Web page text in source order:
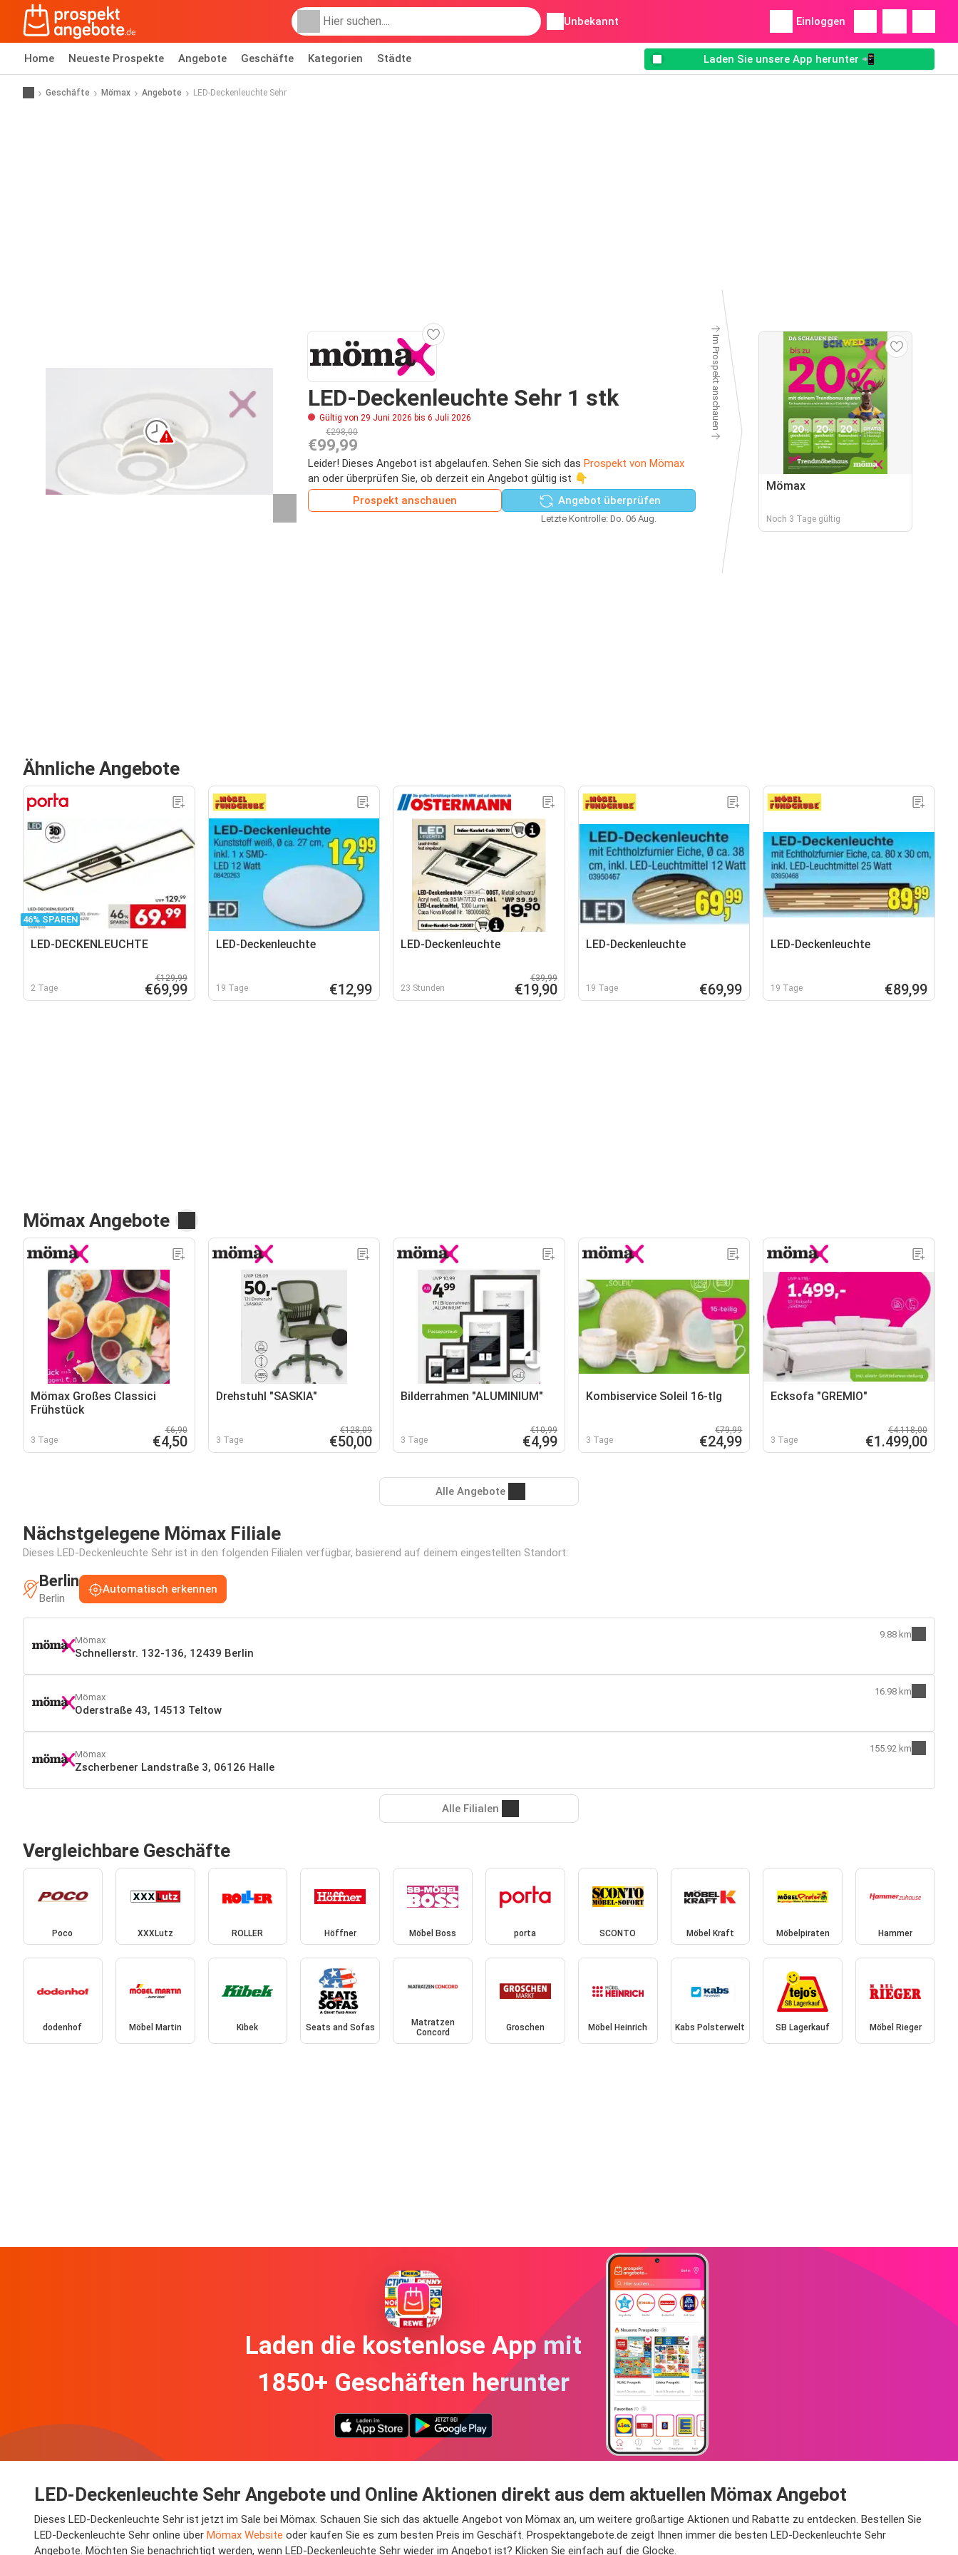
Unbekannt Einloggen
Home Neueste Prospekte Angebote Geschäfte Kategorien Städte Laden Sie unsere App herunter 📲
Geschäfte Mömax Angebote LED-Deckenleuchte Sehr
LED-Deckenleuchte Sehr 1 stk
Gültig von 29 Juni 2026 bis 6 Juli 2026
€298,00
€99,99
Leider! Dieses Angebot ist abgelaufen. Sehen Sie sich das Prospekt von Mömax
an oder überprüfen Sie, ob derzeit ein Angebot gültig ist 👇
Prospekt anschauen
Angebot überprüfen
Letzte Kontrolle: Do. 06 Aug.
Im Prospekt anschauen
Mömax
Noch 3 Tage gültig
Ähnliche Angebote
46% SPAREN
LED-DECKENLEUCHTE
2 Tage
€129,99
€69,99
LED-Deckenleuchte
19 Tage €12,99
LED-Deckenleuchte
23 Stunden
€39,99
€19,90
LED-Deckenleuchte
19 Tage €69,99
LED-Deckenleuchte
19 Tage €89,99
Mömax Angebote
Mömax Großes Classici
Frühstück
3 Tage
€6,90
€4,50
Drehstuhl "SASKIA"
3 Tage
€128,09
€50,00
Bilderrahmen "ALUMINIUM"
3 Tage
€10,99
€4,99
Kombiservice Soleil 16-tlg
3 Tage
€79,99
€24,99
Ecksofa "GREMIO"
3 Tage
€4.118,00
€1.499,00
Alle Angebote
Nächstgelegene Mömax Filiale
Dieses LED-Deckenleuchte Sehr ist in den folgenden Filialen verfügbar, basierend auf deinem eingestellten Standort:
Berlin
Berlin
Automatisch erkennen
Mömax
Schnellerstr. 132-136, 12439 Berlin
9.88 km
Mömax
Oderstraße 43, 14513 Teltow
16.98 km
Mömax
Zscherbener Landstraße 3, 06126 Halle
155.92 km
Alle Filialen
Vergleichbare Geschäfte
Poco XXXLutz ROLLER Höffner Möbel Boss porta SCONTO Möbel Kraft Möbelpiraten Hammer
dodenhof Möbel Martin Kibek Seats and Sofas
Matratzen
Concord
Groschen Möbel Heinrich Kabs Polsterwelt SB Lagerkauf Möbel Rieger
Laden die kostenlose App mit
1850+ Geschäften herunter
LED-Deckenleuchte Sehr Angebote und Online Aktionen direkt aus dem aktuellen Mömax Angebot
Dieses LED-Deckenleuchte Sehr ist jetzt im Sale bei Mömax. Schauen Sie sich das aktuelle Angebot von Mömax an, um weitere großartige Aktionen und Rabatte zu entdecken. Bestellen Sie
LED-Deckenleuchte Sehr online über Mömax Website oder kaufen Sie es zum besten Preis im Geschäft. Prospektangebote.de zeigt Ihnen immer die besten LED-Deckenleuchte Sehr
Angebote. Möchten Sie benachrichtigt werden, wenn LED-Deckenleuchte Sehr wieder im Angebot ist? Klicken Sie einfach auf die Glocke.